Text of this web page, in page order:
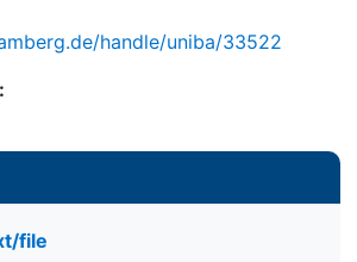
handle/uniba/33522
file